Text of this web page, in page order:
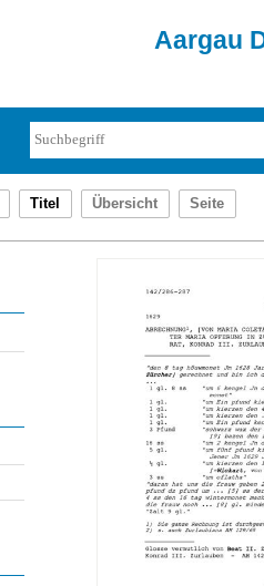
Aargau
Titel Übersicht Seite